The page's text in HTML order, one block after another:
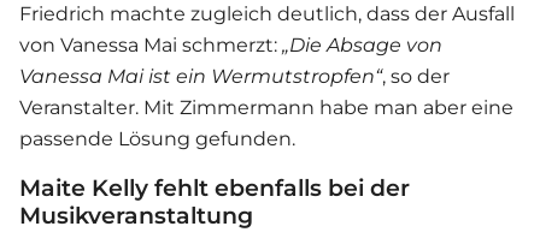
Friedrich machte zugleich deutlich, dass der Ausfall
von Vanessa Mai schmerzt: „Die Absage von
Vanessa Mai ist ein Wermutstropfen“, so der
Veranstalter. Mit Zimmermann habe man aber eine
passende Lösung gefunden.
Maite Kelly fehlt ebenfalls bei der
Musikveranstaltung